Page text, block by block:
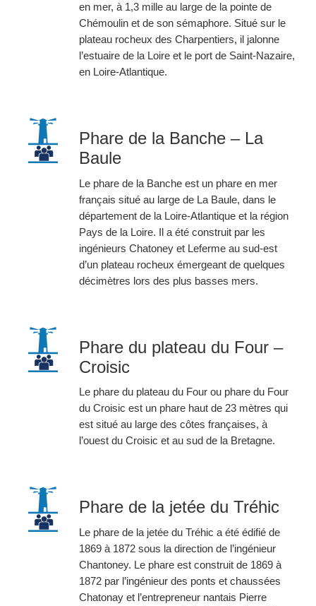
en mer, à 1,3 mille au large de la pointe de
Chémoulin et de son sémaphore. Situé sur le
plateau rocheux des Charpentiers, il jalonne
l’estuaire de la Loire et le port de Saint-Nazaire,
en Loire-Atlantique.
Phare de la Banche – La
Baule
Le phare de la Banche est un phare en mer
français situé au large de La Baule, dans le
département de la Loire-Atlantique et la région
Pays de la Loire. Il a été construit par les
ingénieurs Chatoney et Leferme au sud-est
d’un plateau rocheux émergeant de quelques
décimètres lors des plus basses mers.
Phare du plateau du Four –
Croisic
Le phare du plateau du Four ou phare du Four
du Croisic est un phare haut de 23 mètres qui
est situé au large des côtes françaises, à
l’ouest du Croisic et au sud de la Bretagne.
Phare de la jetée du Tréhic
Le phare de la jetée du Tréhic a été édifié de
1869 à 1872 sous la direction de l’ingénieur
Chantoney. Le phare est construit de 1869 à
1872 par l’ingénieur des ponts et chaussées
Chatonay et l’entrepreneur nantais Pierre